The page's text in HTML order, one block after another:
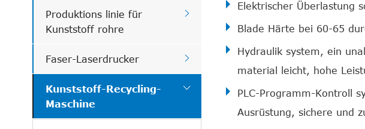
Produktions linie für
Kunststoff rohre

Faser-Laserdrucker 
Kunststoff-Recycling-
Maschine

Elektrischer Überlastung
Blade Härte bei 60-65
Hydraulik system, ein
material leicht, hohe
PLC-Programm-Kontroll
Ausrüstung, sichere und